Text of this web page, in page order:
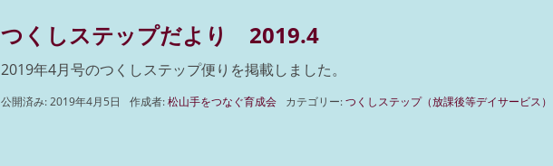
つくしステップだより 2019.4
2019年4月号のつくしステップ便りを掲載しました。
公開済み: 2019年4月5日 作成者:松山手をつなぐ育成会 カテゴリー:つくしステップ（放課後等デイサービス）